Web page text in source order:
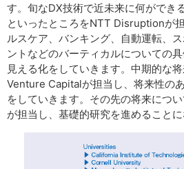
す。旬なDX技術で近未来に何ができ
といったところをNTT Disruptionが
ルスケア、バンキング、自動運転、
ントなどのバーティカルについての
見える化をしていきます。中期的な
Venture Capitalが担当し、将来性の
をしていきます。その先の将来につ
が担当し、基礎的研究を進めることに